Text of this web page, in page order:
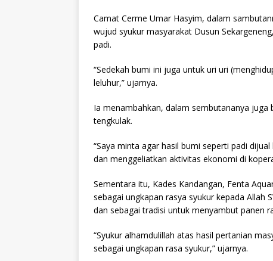
Camat Cerme Umar Hasyim, dalam
wujud syukur masyarakat Dusun
padi.
“Sedekah bumi ini juga untuk uri uri
leluhur,” ujarnya.
Ia menambahkan, dalam sembutananya
tengkulak.
“Saya minta agar hasil bumi seperti padi
dan menggeliatkan aktivitas ekonomi di
Sementara itu, Kades Kandangan, Fenta
sebagai ungkapan rasya syukur kepada Allah
dan sebagai tradisi untuk menyambut panen
“Syukur alhamdulillah atas hasil pertanian
sebagai ungkapan rasa syukur,” ujarnya.